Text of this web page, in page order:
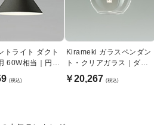
トライト ダクト
60W相当｜円
ック
(税込)
Kirameki ガラスペンダン
ト・クリアガラス｜ダク
トレール用
￥20,267 (税込)